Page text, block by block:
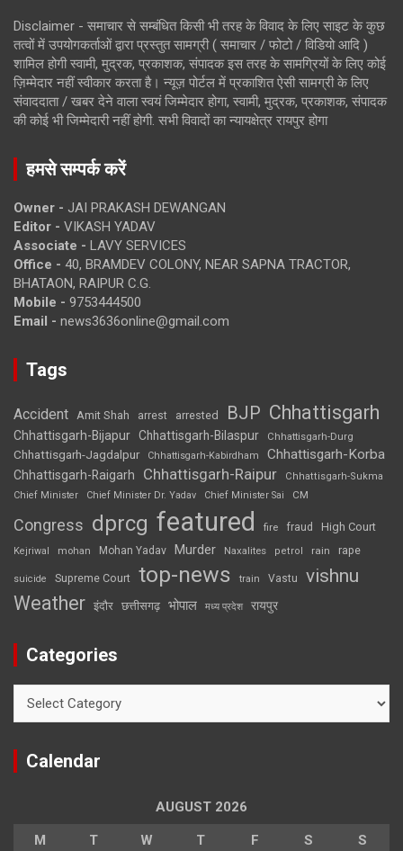
Disclaimer - समाचार से सम्बंधित किसी भी तरह के विवाद के लिए साइट के कुछ
तत्वों में उपयोगकर्ताओं द्वारा प्रस्तुत सामग्री ( समाचार / फोटो / विडियो आदि )
शामिल होगी स्वामी, मुद्रक, प्रकाशक, संपादक इस तरह के सामग्रियों के लिए कोई
ज़िम्मेदार नहीं स्वीकार करता है। न्यूज़ पोर्टल में प्रकाशित ऐसी सामग्री के लिए
संवाददाता / खबर देने वाला स्वयं जिम्मेदार होगा, स्वामी, मुद्रक, प्रकाशक, संपादक
की कोई भी जिम्मेदारी नहीं होगी. सभी विवादों का न्यायक्षेत्र रायपुर होगा
हमसे सम्पर्क करें
Owner - JAI PRAKASH DEWANGAN
Editor - VIKASH YADAV
Associate - LAVY SERVICES
Office - 40, BRAMDEV COLONY, NEAR SAPNA TRACTOR,
BHATAON, RAIPUR C.G.
Mobile - 9753444500
Email - news3636online@gmail.com
Tags
Accident Amit Shah arrest arrested BJP Chhattisgarh
Chhattisgarh-Bijapur Chhattisgarh-Bilaspur Chhattisgarh-Durg
Chhattisgarh-Jagdalpur Chhattisgarh-Kabirdham Chhattisgarh-Korba
Chhattisgarh-Raigarh Chhattisgarh-Raipur
Chhattisgarh-Sukma
Chief Minister
Chief Minister Dr. Yadav Chief Minister Sai CM
Congress dprcg featured fire fraud High Court
Kejriwal mohan Mohan Yadav Murder Naxalites petrol rain rape
suicide Supreme Court top-news train Vastu vishnu
Weather इंदौर छत्तीसगढ़ भोपाल मध्य प्रदेश रायपुर
Categories
Calendar
AUGUST 2026
M T W T F S S